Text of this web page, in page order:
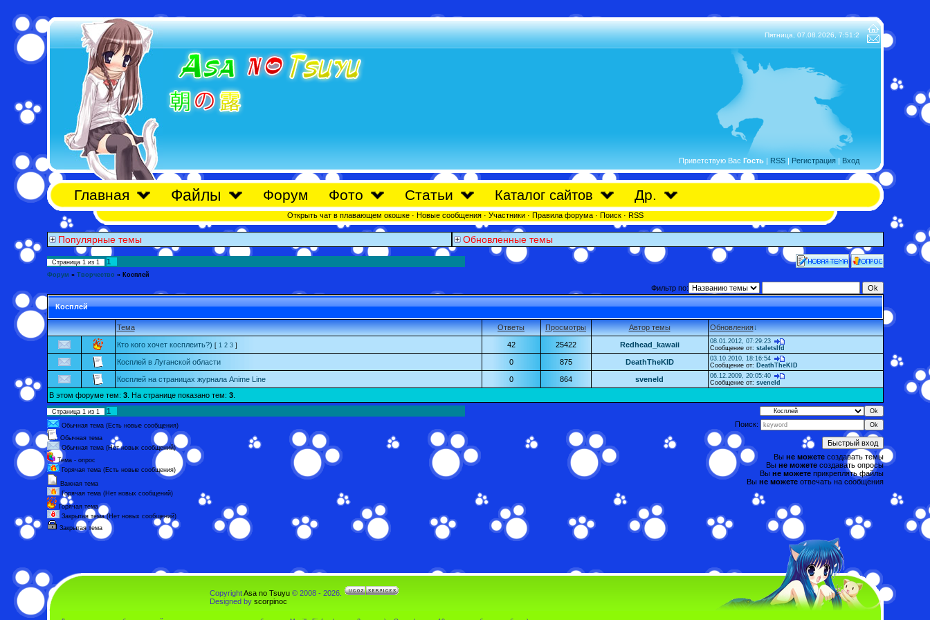
Пятница, 07.08.2026,7:51:2
Приветствую Вас Гость| RSS| Регистрация| Вход
Главная Файлы Форум Фото Статьи Каталог сайтов Др.
Открыть чат в плавающем окошке· Новые сообщения· Участники· Правила форума· Поиск· RSS
Популярные темы Обновленные темы
Страница 1из 1 1
Форум » Творчество » Косплей
Фильтр по:
Косплей
Тема Ответы Просмотры Автор темы Обновления↓
Кто кого хочет косплеить?) [ 1 2 3] 42 25422 Redhead_kawaii
08.01.2012, 07:29:23
Сообщение от: staletslfd
Косплей в Луганской области 0 875 DeathTheKID
03.10.2010, 18:16:54
Сообщение от: DeathTheKID
Косплей на страницах журнала Anime Line 0 864 sveneld
06.12.2009, 20:05:40
Сообщение от: sveneld
В этом форуме тем: 3. На странице показано тем: 3.
Страница 1из 1 1
Обычная тема (Есть новые сообщения)
Обычная тема
Обычная тема (Нет новых сообщений)
Тема - опрос
Горячая тема (Есть новые сообщения)
Важная тема
Горячая тема (Нет новых сообщений)
Горячая тема
Закрытая тема (Нет новых сообщений)
Закрытая тема
Поиск:
Вы не можетесоздавать темы
Вы не можетесоздавать опросы
Вы не можетеприкреплять файлы
Вы не можетеотвечать на сообщения
CopyrightAsa no Tsuyu© 2008 - 2026.
Designed by scorpinoc